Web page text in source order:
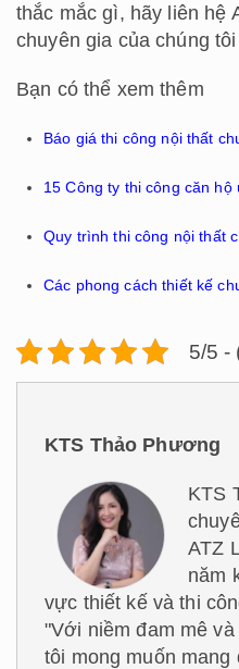
thắc mắc gì, hãy liên hệ
chuyên gia của chúng
Bạn có thể xem thêm
Báo giá thi công nội thất
15 Công ty thi công căn
Quy trình thi công nội thất
Các phong cách thiết kế
5/5 -
KTS Thảo Phương
KTS
ATZ
năm
vực thiết kế và thi
"Với niềm đam mê
tôi mong muốn mang